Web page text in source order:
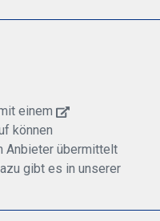
einem
können
Anbieter übermittelt
gibt es in unserer